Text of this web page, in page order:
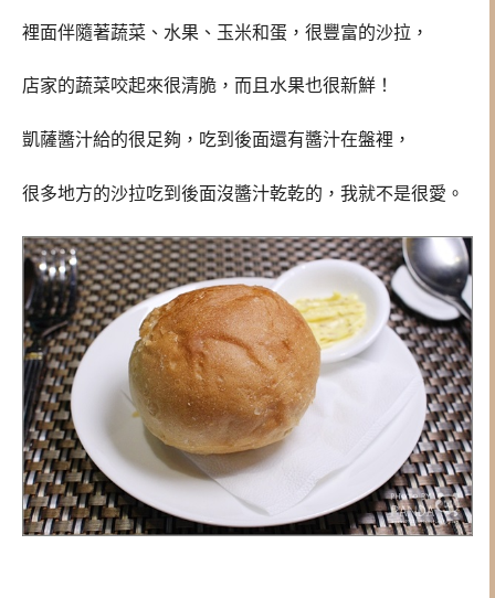
裡面伴隨著蔬菜、水果、玉米和蛋，很豐富的沙拉，
店家的蔬菜咬起來很清脆，而且水果也很新鮮！
凱薩醬汁給的很足夠，吃到後面還有醬汁在盤裡，
很多地方的沙拉吃到後面沒醬汁乾乾的，我就不是很愛。